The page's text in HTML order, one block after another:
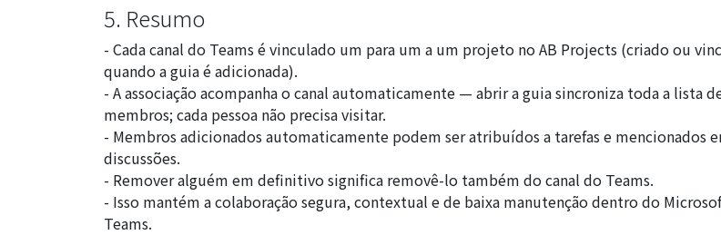
5. Resumo
- Cada canal do Teams é vinculado um para um a um projeto no AB Projects (criado ou
quando a guia é adicionada).
- A associação acompanha o canal automaticamente — abrir a guia sincroniza toda a lista
membros; cada pessoa não precisa visitar.
- Membros adicionados automaticamente podem ser atribuídos a tarefas e mencionados
discussões.
- Remover alguém em definitivo significa removê-lo também do canal do Teams.
- Isso mantém a colaboração segura, contextual e de baixa manutenção dentro do
Teams.